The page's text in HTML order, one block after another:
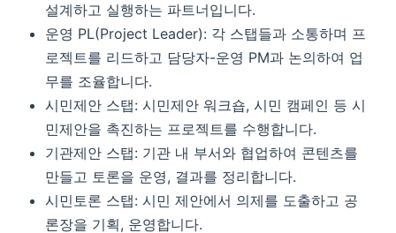
설계하고 실행하는 파트너입니다.
운영 PL(Project Leader): 각 스탭들과 소통하며 프
로젝트를 리드하고 담당자-운영 PM과 논의하여 업
무를 조율합니다.
시민제안 스탭: 시민제안 워크숍, 시민 캠페인 등 시
민제안을 촉진하는 프로젝트를 수행합니다.
기관제안 스탭: 기관 내 부서와 협업하여 콘텐츠를
만들고 토론을 운영, 결과를 정리합니다.
시민토론 스탭: 시민 제안에서 의제를 도출하고 공
론장을 기획, 운영합니다.